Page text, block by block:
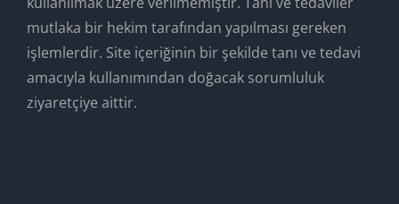
mutlaka bir hekim tarafından yapılması gereken
işlemlerdir. Site içeriğinin bir şekilde tanı ve tedavi
amacıyla kullanımından doğacak sorumluluk
ziyaretçiye aittir.